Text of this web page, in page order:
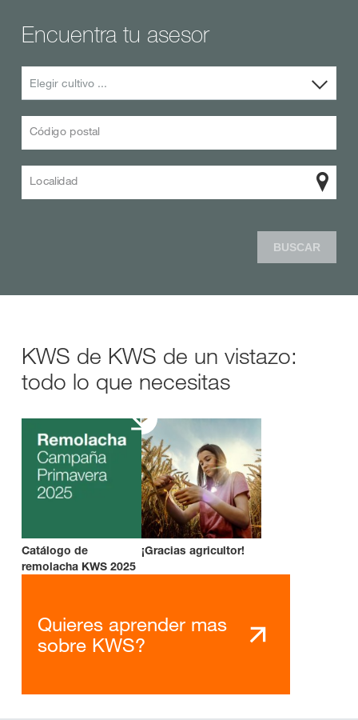
Encuentra tu asesor
Elegir cultivo ...
Código postal
Localidad
BUSCAR
KWS de KWS de un vistazo:
todo lo que necesitas
Catálogo de
remolacha KWS 2025
¡Gracias agricultor!
Quieres aprender mas
sobre KWS?